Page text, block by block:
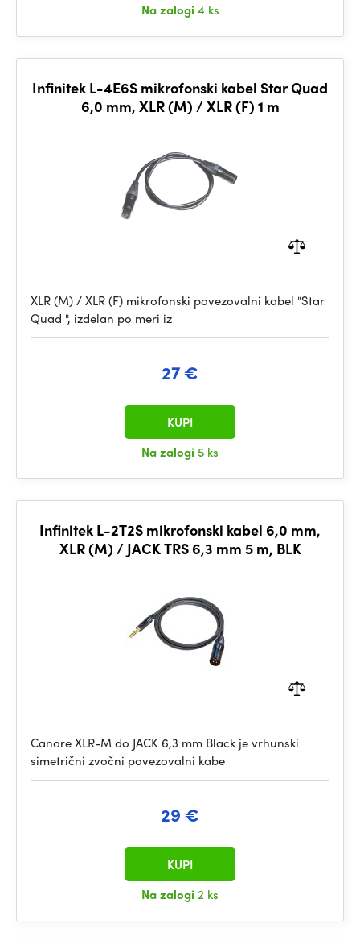
Na zalogi 4 ks
Infinitek L-4E6S mikrofonski kabel Star Quad
6,0 mm, XLR (M) / XLR (F) 1 m
XLR (M) / XLR (F) mikrofonski povezovalni kabel "Star
Quad ", izdelan po meri iz
27 €
Na zalogi 5 ks
KUPI
Infinitek L-2T2S mikrofonski kabel 6,0 mm,
XLR (M) / JACK TRS 6,3 mm 5 m, BLK
Canare XLR-M do JACK 6,3 mm Black je vrhunski
simetrični zvočni povezovalni kabe
29 €
Na zalogi 2 ks
KUPI